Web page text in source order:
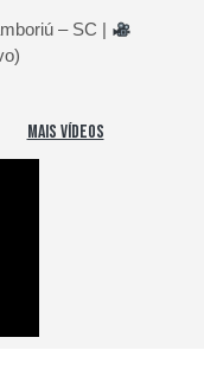
– SC |
MAIS VÍDEOS